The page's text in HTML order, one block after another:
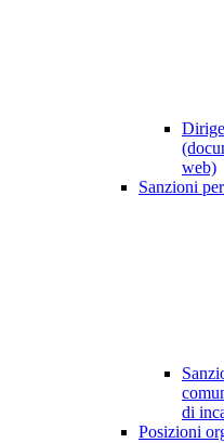
web)
Sanzioni
di
Posizioni